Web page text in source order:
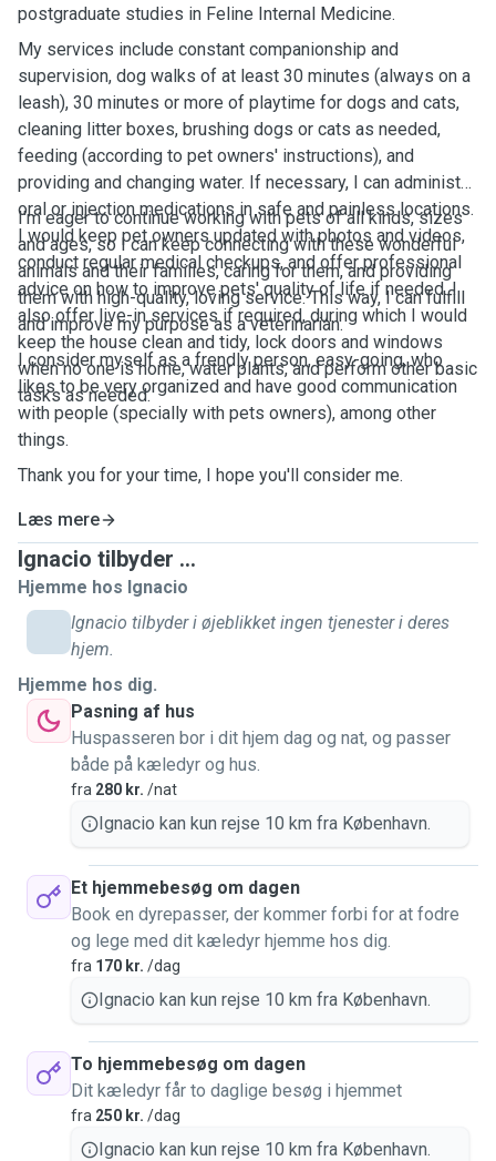
postgraduate studies in Feline Internal Medicine.
My services include constant companionship and
supervision, dog walks of at least 30 minutes (always on a
leash), 30 minutes or more of playtime for dogs and cats,
cleaning litter boxes, brushing dogs or cats as needed,
feeding (according to pet owners' instructions), and
providing and changing water. If necessary, I can administer
oral or injection medications in safe and painless locations.
I would keep pet owners updated with photos and videos,
conduct regular medical checkups, and offer professional
advice on how to improve pets' quality of life if needed. I
also offer live-in services if required, during which I would
keep the house clean and tidy, lock doors and windows
when no one is home, water plants, and perform other basic
tasks as needed.
I'm eager to continue working with pets of all kinds, sizes
and ages, so I can keep connecting with these wonderful
animals and their families, caring for them, and providing
them with high-quality, loving service. This way, I can fulfill
and improve my purpose as a veterinarian.
I consider myself as a frendly person, easy-going, who
likes to be very organized and have good communication
with people (specially with pets owners), among other
things.
Thank you for your time, I hope you'll consider me.
Læs mere
Ignacio tilbyder ...
Hjemme hos Ignacio
Ignacio tilbyder i øjeblikket ingen tjenester i deres
hjem.
Hjemme hos dig.
Pasning af hus
Huspasseren bor i dit hjem dag og nat, og passer
både på kæledyr og hus.
fra 280 kr. /nat
Ignacio kan kun rejse 10 km fra København.
Et hjemmebesøg om dagen
Book en dyrepasser, der kommer forbi for at fodre
og lege med dit kæledyr hjemme hos dig.
fra 170 kr. /dag
Ignacio kan kun rejse 10 km fra København.
To hjemmebesøg om dagen
Dit kæledyr får to daglige besøg i hjemmet
fra 250 kr. /dag
Ignacio kan kun rejse 10 km fra København.